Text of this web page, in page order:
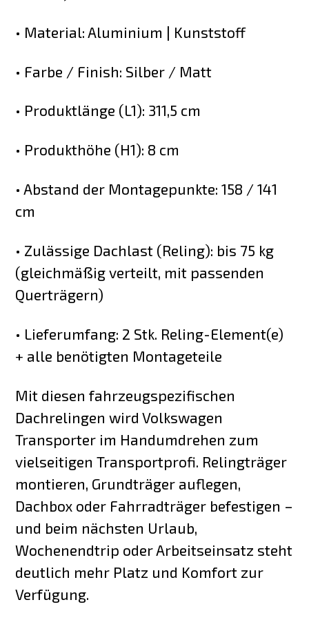
• Material: Aluminium | Kunststoff
• Farbe / Finish: Silber / Matt
• Produktlänge (L1): 311,5 cm
• Produkthöhe (H1): 8 cm
• Abstand der Montagepunkte: 158 / 141
cm
• Zulässige Dachlast (Reling): bis 75 kg
(gleichmäßig verteilt, mit passenden
Querträgern)
• Lieferumfang: 2 Stk. Reling-Element(e)
+ alle benötigten Montageteile
Mit diesen fahrzeugspezifischen
Dachrelingen wird Volkswagen
Transporter im Handumdrehen zum
vielseitigen Transportprofi. Relingträger
montieren, Grundträger auflegen,
Dachbox oder Fahrradträger befestigen –
und beim nächsten Urlaub,
Wochenendtrip oder Arbeitseinsatz steht
deutlich mehr Platz und Komfort zur
Verfügung.